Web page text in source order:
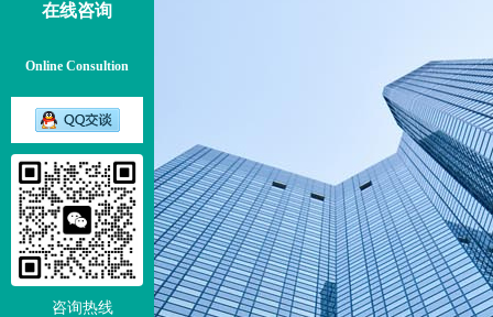
在线咨询
Online Consultion
咨询热线